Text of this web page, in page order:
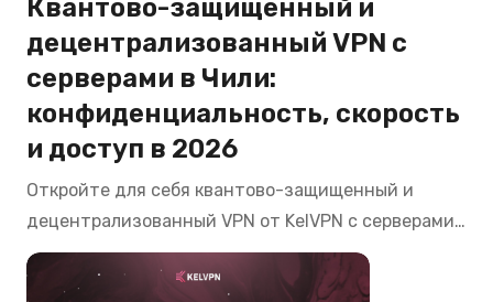
Квантово-защищенный и
децентрализованный VPN с
серверами в Чили:
конфиденциальность, скорость
и доступ в 2026
Откройте для себя квантово-защищенный и
децентрализованный VPN от KelVPN с серверами
в Чили. Смотрите CNTV Play, Mega, Chilevisión,
пользуйтесь банкингом Banco de Chile, Santander